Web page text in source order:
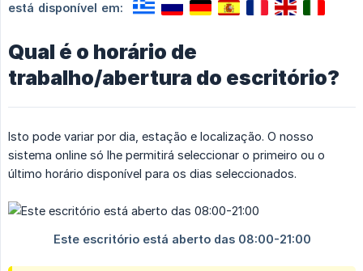
está disponível em:
Qual é o horário de
trabalho/abertura do escritório?
Isto pode variar por dia, estação e localização. O nosso
sistema online só lhe permitirá seleccionar o primeiro ou o
último horário disponível para os dias seleccionados.